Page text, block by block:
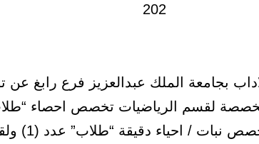
بجامعة الملك عبدالعزيز فرع رابغ عن
لقسم الرياضيات تخصص احصاء
(1) ولقسم الاحياء تخصص نبات /